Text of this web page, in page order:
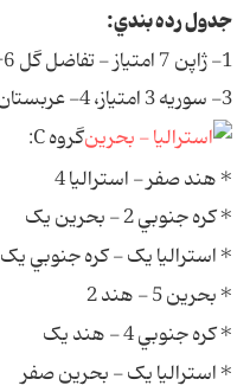
جدول رده بندي:
3- سوريه 3 امتياز، 4- عربستان بدون امتياز
گروه C:
* هند صفر - استراليا 4
* کره جنوبي 2 - بحرين يک
* استراليا يک - کره جنوبي يک
* بحرين 5 - هند 2
* کره جنوبي 4 - هند يک
* استراليا يک - بحرين صفر